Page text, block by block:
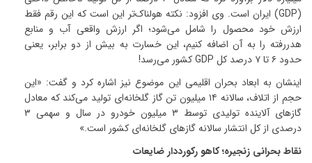
(GDP)
ایران است. وی افزود: نکته هولناک‌تر این است که این رقم فقط
ارزش خود محصول را شامل می‌شود؛ اگر ارزش واقعی آب و منابع
هدررفته را به آن اضافه کنیم، این خسارت به بیش از دو برابر، یعنی
حدود ۶تا۷ درصد کل کشور می‌رسد!
اینشان به ابعاد بحران اقلیمی این موضوع نیز اشاره کرد و گفت: «این
حجم از اتلاف، سالانه ۱۴ میلیون تن گاز گلخانه‌ای تولید می‌کند که معادل
گازهای آلاینده تولیدی توسط ۳ میلیون خودرو در سال و سهمی ۳
درصدی از کل انتشار سالانه گازهای گلخانه‌ای کشور است.»
نقاط بحرانی زنجیره؛ کاهو رکورددار ضایعات